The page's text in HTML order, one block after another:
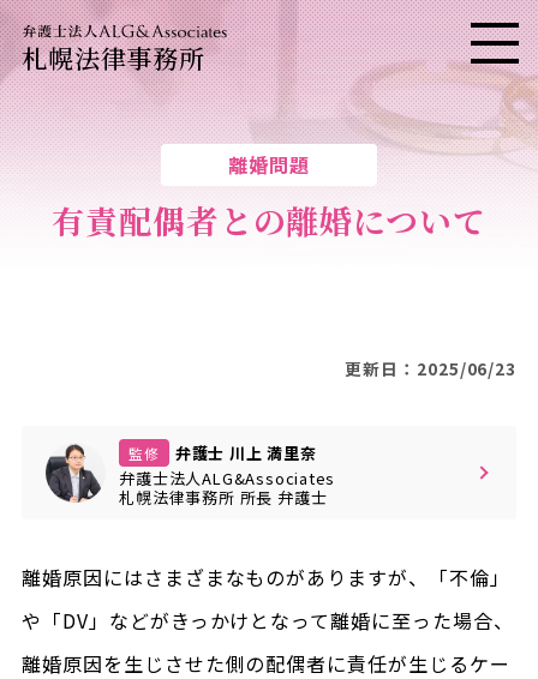
札幌法律事務所 メニ
離婚問題
有責配偶者との離婚について
更新日：2025/06/23
監修
弁護士 川上 満里奈
弁護士法人ALG&Associates
札幌法律事務所 所長 弁護士
離婚原因にはさまざまなものがありますが、「不倫」
や「DV」などがきっかけとなって離婚に至った場合、
離婚原因を生じさせた側の配偶者に責任が生じるケー